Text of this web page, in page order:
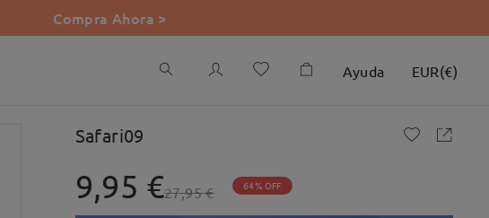
Compra Ahora >
Ayuda EUR(€)
Safari09
9,95 €27,95 € 64% OFF